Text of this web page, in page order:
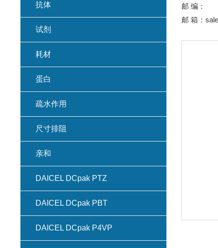
邮 编：
邮 箱：
抗体
试剂
耗材
蛋白
疏水作用
尺寸排阻
亲和
DAICEL DCpak PTZ
DAICEL DCpak PBT
DAICEL DCpak P4VP